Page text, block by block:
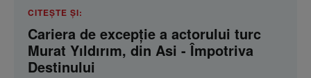
CITEȘTE ȘI:
Cariera de excepție a actorului turc
Murat Yıldırım, din Asi - Împotriva
Destinului